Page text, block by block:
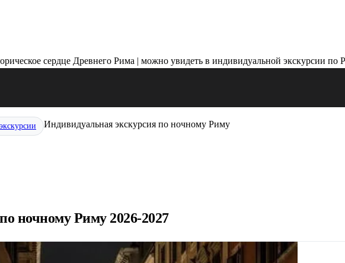
Индивидуальная экскурсия по ночному Риму
ночному Риму 2026-2027